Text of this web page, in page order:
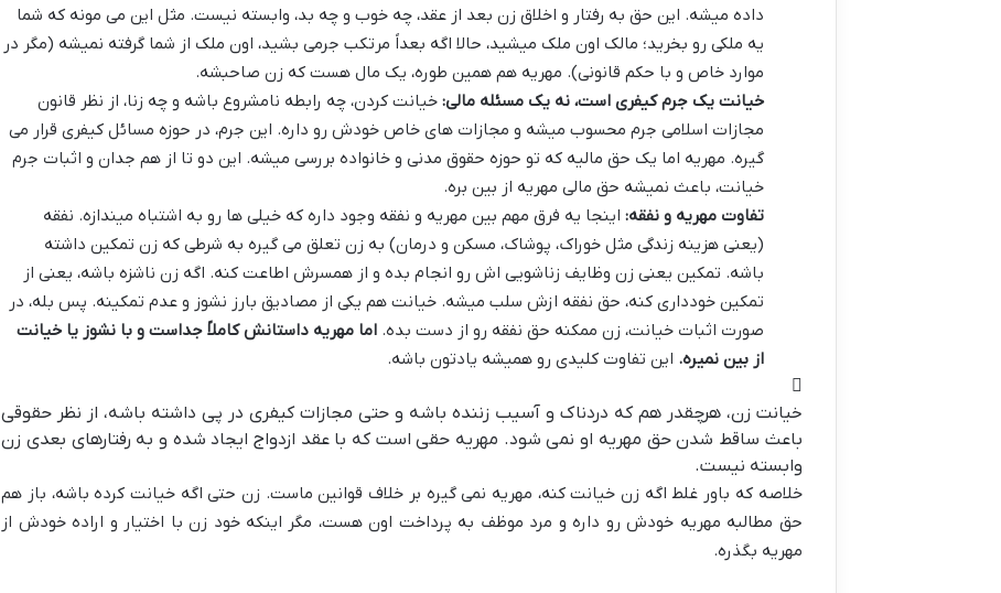
داده میشه. این حق به رفتار و اخلاق زن بعد از عقد، چه خوب و چه بد، وابسته نیست. مثل این می مونه که شما
یه ملکی رو بخرید؛ مالک اون ملک میشید، حالا اگه بعداً مرتکب جرمی بشید، اون ملک از شما گرفته نمیشه (مگر در
موارد خاص و با حکم قانونی). مهریه هم همین طوره، یک مال هست که زن صاحبشه.
خیانت یک جرم کیفری است، نه یک مسئله مالی: خیانت کردن، چه رابطه نامشروع باشه و چه زنا، از نظر قانون
مجازات اسلامی جرم محسوب میشه و مجازات های خاص خودش رو داره. این جرم، در حوزه مسائل کیفری قرار می
گیره. مهریه اما یک حق مالیه که تو حوزه حقوق مدنی و خانواده بررسی میشه. این دو تا از هم جدان و اثبات جرم
خیانت، باعث نمیشه حق مالی مهریه از بین بره.
تفاوت مهریه و نفقه: اینجا یه فرق مهم بین مهریه و نفقه وجود داره که خیلی ها رو به اشتباه میندازه. نفقه
(یعنی هزینه زندگی مثل خوراک، پوشاک، مسکن و درمان) به زن تعلق می گیره به شرطی که زن تمکین داشته
باشه. تمکین یعنی زن وظایف زناشویی اش رو انجام بده و از همسرش اطاعت کنه. اگه زن ناشزه باشه، یعنی از
تمکین خودداری کنه، حق نفقه ازش سلب میشه. خیانت هم یکی از مصادیق بارز نشوز و عدم تمکینه. پس بله، در
صورت اثبات خیانت، زن ممکنه حق نفقه رو از دست بده.اما مهریه داستانش کاملاً جداست و با نشوز یا خیانت
از بین نمیره. این تفاوت کلیدی رو همیشه یادتون باشه.
خیانت زن، هرچقدر هم که دردناک و آسیب زننده باشه و حتی مجازات کیفری در پی داشته باشه، از نظر حقوقی
باعث ساقط شدن حق مهریه او نمی شود. مهریه حقی است که با عقد ازدواج ایجاد شده و به رفتارهای بعدی زن
وابسته نیست.
خلاصه که باور غلط اگه زن خیانت کنه، مهریه نمی گیره بر خلاف قوانین ماست. زن حتی اگه خیانت کرده باشه، باز هم
حق مطالبه مهریه خودش رو داره و مرد موظف به پرداخت اون هست، مگر اینکه خود زن با اختیار و اراده خودش از
مهریه بگذره.